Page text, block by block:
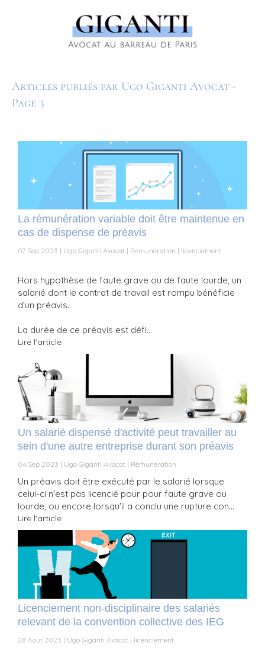
Articles publiés par Ugo Giganti Avocat -
Page 3
La rémunération variable doit être maintenue en
cas de dispense de préavis
07 Sep 2023 Ugo Giganti Avocat Rémunération licenciement
Hors hypothèse de faute grave ou de faute lourde, un
salarié dont le contrat de travail est rompu bénéficie
d’un préavis.
La durée de ce préavis est défi...
Lire l'article
Un salarié dispensé d'activité peut travailler au
sein d'une autre entreprise durant son préavis
04 Sep 2023 Ugo Giganti Avocat Rémunération
Un préavis doit être exécuté par le salarié lorsque
celui-ci n'est pas licencié pour pour faute grave ou
lourde, ou encore lorsqu'il a conclu une rupture con...
Lire l'article
Licenciement non-disciplinaire des salariés
relevant de la convention collective des IEG
28 Août 2023 Ugo Giganti Avocat licenciement